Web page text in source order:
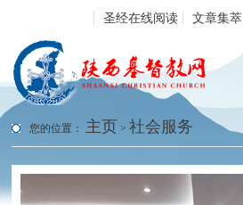
圣经在线阅读 文章集萃
您的位置： 主页 >社会服务